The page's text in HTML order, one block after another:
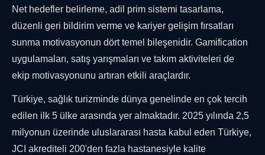
Net hedefler belirleme, adil prim sistemi tasarlama,
düzenli geri bildirim verme ve kariyer gelişim fırsatları
sunma motivasyonun dört temel bileşenidir. Gamification
uygulamaları, satış yarışmaları ve takım aktiviteleri de
ekip motivasyonunu artıran etkili araçlardır.
Türkiye, sağlık turizminde dünya genelinde en çok tercih
edilen ilk 5 ülke arasında yer almaktadır. 2025 yılında 2,5
milyonun üzerinde uluslararası hasta kabul eden Türkiye,
JCI akrediteli 200'den fazla hastanesiyle kalite